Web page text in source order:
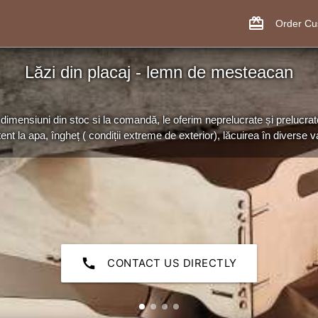
card_giftcard Order
call CONTACT US DIRECTLY
Lăzi din placaj - lemn de mesteacan
din stoc si la comandă, le oferim neprelucrate și
la apa, îngheț ( condiții extreme de exterior), lăcuirea în diverse